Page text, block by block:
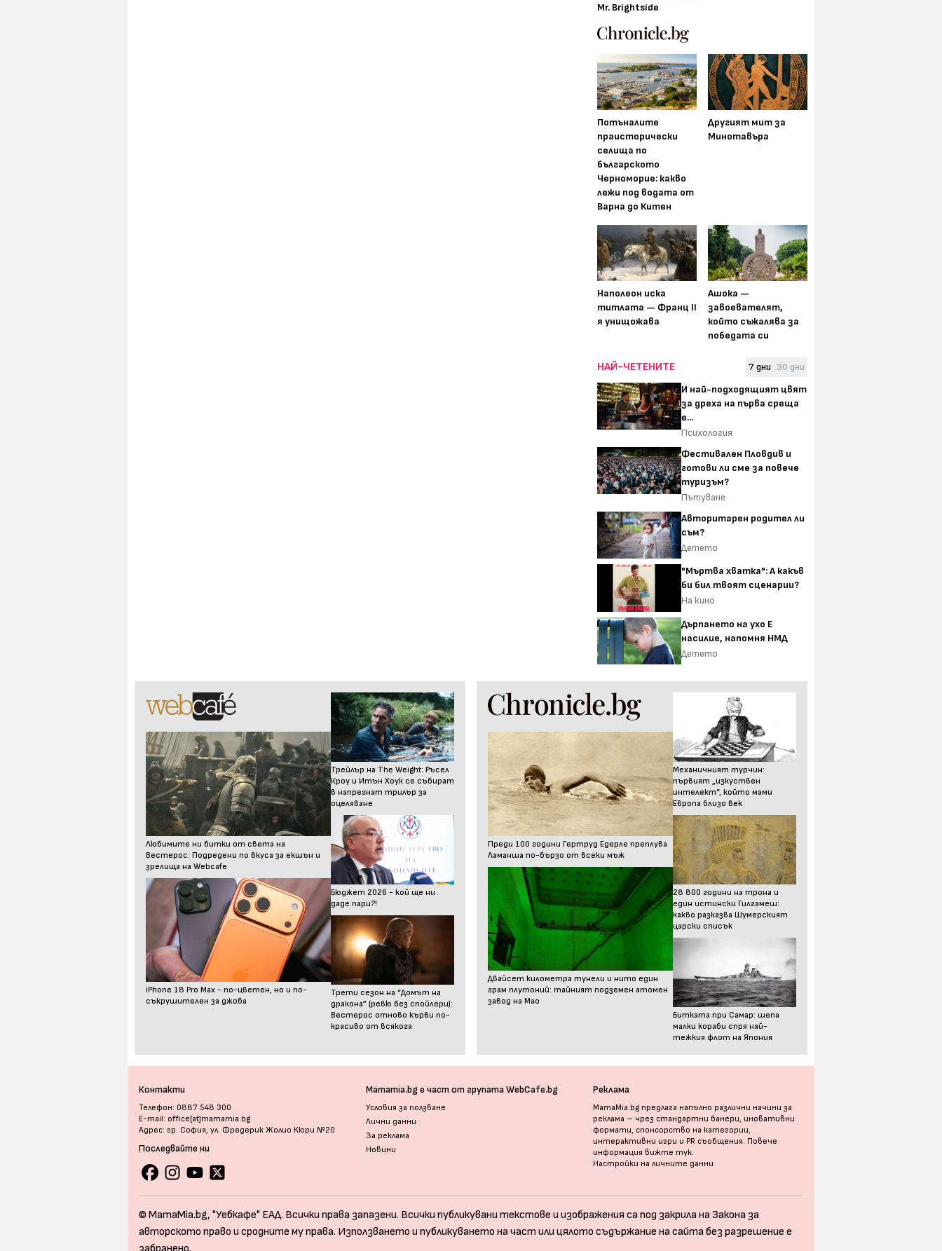
Mr. Brightside
Потъналите
праисторически
селища по
българското
Черноморие: какво
лежи под водата от
Варна до Китен
Другият мит за
Минотавъра
Наполеон иска
титлата — Франц II
я унищожава
Ашока —
завоевателят,
който съжалява за
победата си
НАЙ-ЧЕТЕНИТЕ 7 дни 30 дни
И най-подходящият цвят
за дреха на първа среща
е...
Психология
Фестивален Пловдив и
готови ли сме за повече
туризъм?
Пътуване
Авторитарен родител ли
съм?
Детето
"Мъртва хватка": А какъв
би бил твоят сценарии?
На кино
Дърпането на ухо Е
насилие, напомня НМД
Детето
Любимите ни битки от света на
Вестерос: Подредени по вкуса за екшън и
зрелища на Webcafe
iPhone 18 Pro Max - по-цветен, но и по-
съкрушителен за джоба
Трейлър на The Weight: Ръсел
Кроу и Итън Хоук се събират
в напрегнат трилър за
оцеляване
Бюджет 2026 - кой ще ни
даде пари?!
Трети сезон на “Домът на
дракона” (ревю без спойлери):
Вестерос отново кърви по-
красиво от всякога
Преди 100 години Гертруд Едерле преплува
Ламанша по-бързо от всеки мъж
Двайсет километра тунели и нито един
грам плутоний: тайният подземен атомен
завод на Мао
Механичният турчин:
първият „изкуствен
интелект“, който мами
Европа близо век
28 800 години на трона и
един истински Гилгамеш:
какво разказва Шумерският
царски списък
Битката при Самар: шепа
малки кораби спря най-
тежкия флот на Япония
Контакти
Телефон: 0887 548 300
E-mail: office[at]mamamia.bg
Адрес: гр. София, ул. Фредерик Жолио Кюри №20
Последвайте ни
Mamamia.bg е част от групата WebCafe.bg
Условия за ползване
Лични данни
За реклама
Новини
Реклама
MamaMia.bg предлага напълно различни начини за
реклама – чрез стандартни банери, иновативни
формати, спонсорство на категории,
интерактивни игри и PR съобщения. Повече
информация вижте тук.
Настройки на личните данни
© MamaMia.bg, "Уебкафе" ЕАД. Всички права запазени. Всички публикувани текстове и изображения са под закрила на Закона за
авторското право и сродните му права. Използването и публикуването на част или цялото съдържание на сайта без разрешение е